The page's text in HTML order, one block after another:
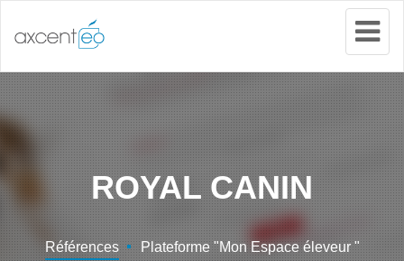
ROYAL CANIN
Références Plateforme "Mon Espace éleveur "